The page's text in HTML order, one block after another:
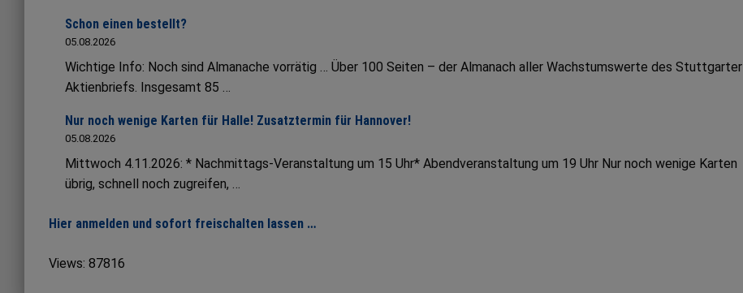
Schon einen bestellt?
05.08.2026
Wichtige Info: Noch sind Almanache vorrätig … Über 100 Seiten – der Almanach aller Wachstumswerte des Stuttgarter
Aktienbriefs. Insgesamt 85 …
Nur noch wenige Karten für Halle! Zusatztermin für Hannover!
05.08.2026
Mittwoch 4.11.2026: * Nachmittags-Veranstaltung um 15 Uhr* Abendveranstaltung um 19 Uhr Nur noch wenige Karten
übrig, schnell noch zugreifen, …
Hier anmelden und sofort freischalten lassen …
Views: 87816